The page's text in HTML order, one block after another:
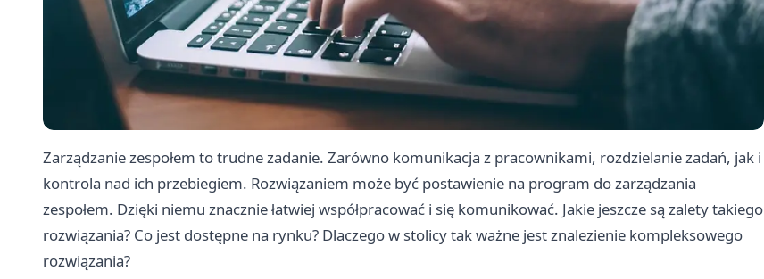
Zarządzanie zespołem to trudne zadanie. Zarówno komunikacja z pracownikami, rozdzielanie zadań, jak i
kontrola nad ich przebiegiem. Rozwiązaniem może być postawienie na program do zarządzania
zespołem. Dzięki niemu znacznie łatwiej współpracować i się komunikować. Jakie jeszcze są zalety takiego
rozwiązania? Co jest dostępne na rynku? Dlaczego w stolicy tak ważne jest znalezienie kompleksowego
rozwiązania?